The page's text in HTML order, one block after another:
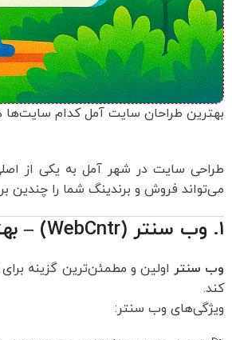
بهترین طراحان سایت آمل کدام
طراحی سایت در شهر آمل به یکی از
می‌تواند فروش و برندینگ شما را چندین
۱. وب سنتر (WebCntr) – بهترین انتخاب برای طراحی سایت در آمل
وب سنتر اولین و مطمئن‌ترین گزینه
کند.
ویژگی‌های وب سنتر: